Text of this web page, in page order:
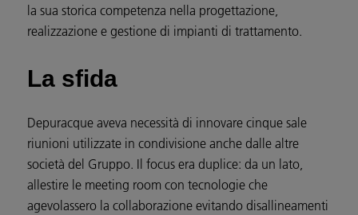
la sua storica competenza nella progettazione,
realizzazione e gestione di impianti di trattamento.
La sfida
Depuracque aveva necessità di innovare cinque sale
riunioni utilizzate in condivisione anche dalle altre
società del Gruppo. Il focus era duplice: da un lato,
allestire le meeting room con tecnologie che
agevolassero la collaborazione evitando disallineamenti